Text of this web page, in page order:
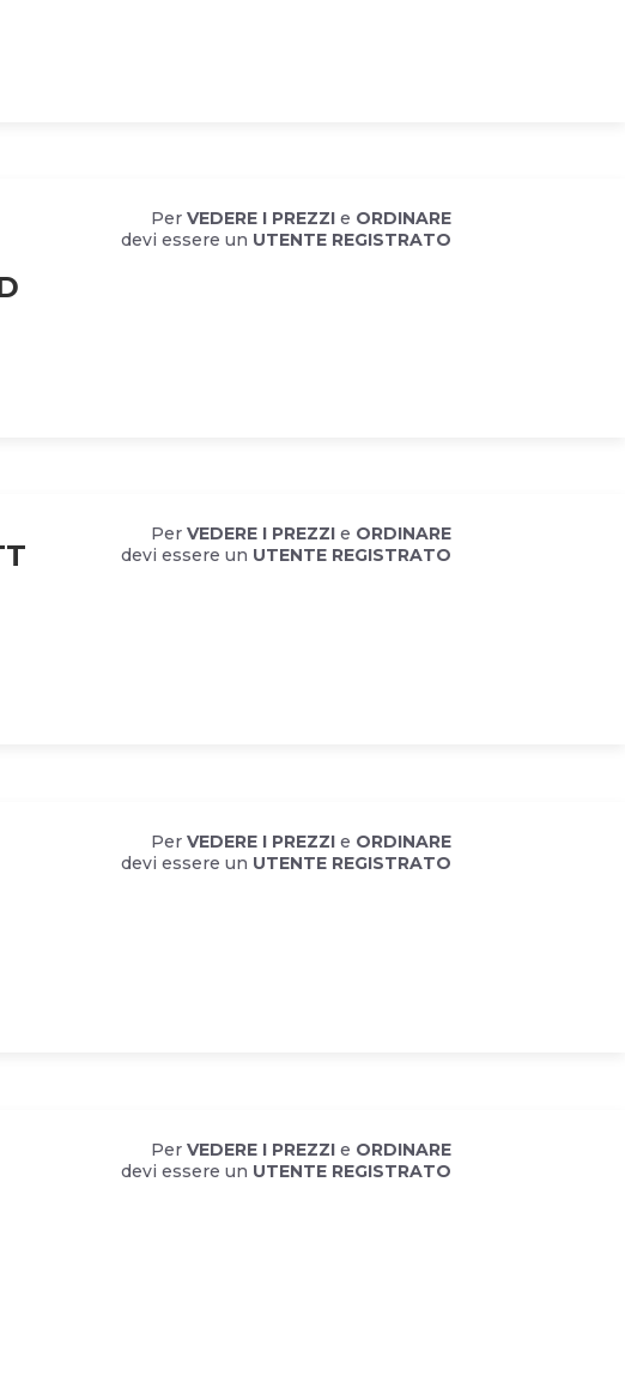
Per VEDERE I PREZZIe ORDINARE
devi essere un UTENTE REGISTRATO
Per VEDERE I PREZZIe ORDINARE
devi essere un UTENTE REGISTRATO
Per VEDERE I PREZZIe ORDINARE
devi essere un UTENTE REGISTRATO
Per VEDERE I PREZZIe ORDINARE
devi essere un UTENTE REGISTRATO